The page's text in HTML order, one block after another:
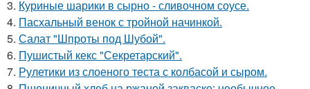
3. Куриные шарики в сырно - сливочном соусе.
4. Пасхальный венок с тройной начинкой.
5. Салат "Шпроты под Шубой".
6. Пушистый кекс "Секретарский".
7. Рулетики из слоеного теста с колбасой и сыром.